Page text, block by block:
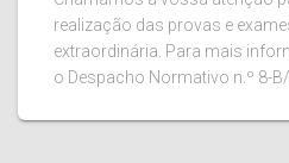
realização das provas e
extraordinária. Para mais
o Despacho Normativo n.º 8-